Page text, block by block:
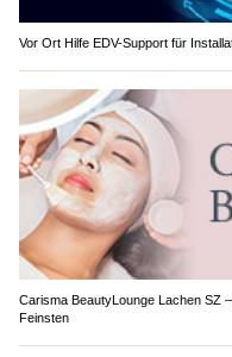
Vor Ort Hilfe EDV-Support für
Carisma BeautyLounge Lachen SZ
Feinsten